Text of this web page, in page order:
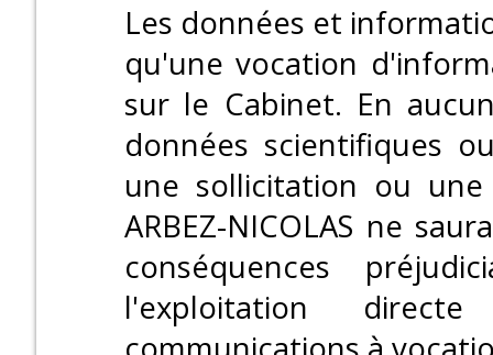
Les données et
qu'une vocation
sur le Cabinet. En
données scientifiques
une sollicitation ou
ARBEZ-NICOLAS ne
conséquences
l'exploitation